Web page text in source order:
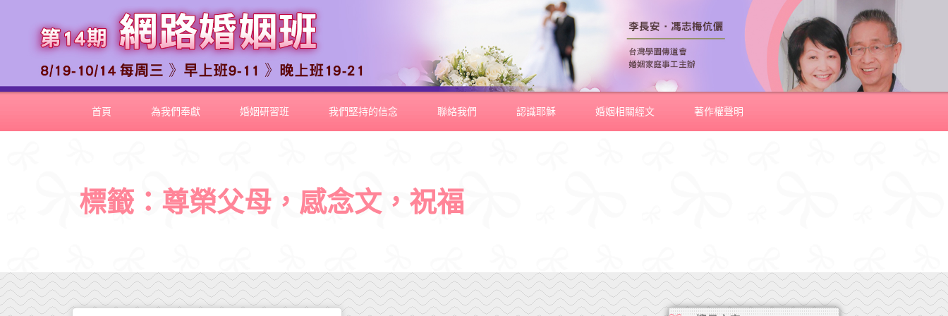
首頁 為我們奉獻 婚姻研習班 我們堅持的信念 聯絡我們 認識耶穌 婚姻相關經文 著作權聲明
標籤：尊榮父母，感念文，祝福